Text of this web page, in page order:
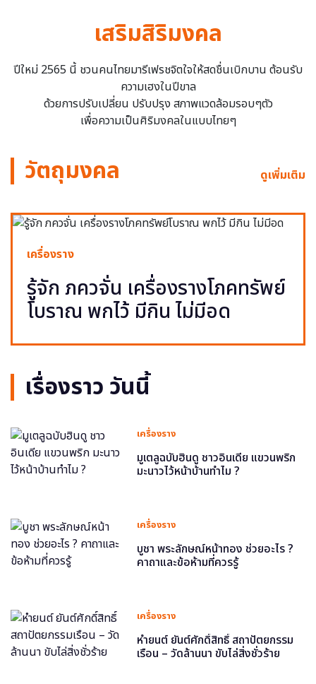
เสริมสิริมงคล
ปีใหม่ 2565 นี้ ชวนคนไทยมารีเฟรชจิตใจให้สดชื่นเบิกบาน ต้อนรับ
ความเฮงในปีขาล
ด้วยการปรับเปลี่ยน ปรับปรุง สภาพแวดล้อมรอบๆตัว
เพื่อความเป็นศิริมงคลในแบบไทยๆ
วัตถุมงคล ดูเพิ่มเติม
เครื่องราง
รู้จัก ภควจั่น เครื่องรางโภคทรัพย์
โบราณ พกไว้ มีกิน ไม่มีอด
เรื่องราว วันนี้
เครื่องราง
มูเตลูฉบับฮินดู ชาวอินเดีย แขวนพริก
มะนาวไว้หน้าบ้านทำไม ?
เครื่องราง
บูชา พระลักษณ์หน้าทอง ช่วยอะไร ?
คาถาและข้อห้ามที่ควรรู้
เครื่องราง
หำยนต์ ยันต์ศักดิ์สิทธิ์ สถาปัตยกรรม
เรือน – วัดล้านนา ขับไล่สิ่งชั่วร้าย